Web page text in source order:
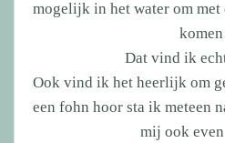
mogelijk in het water om
Dat vind ik
Ook vind ik het heerlijk om
een fohn hoor sta ik meteen
mij ook